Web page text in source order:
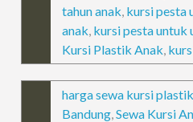
tahun anak, kursi pesta
anak, kursi pesta untuk
Kursi Plastik Anak,
harga sewa kursi plastik
Bandung,Sewa Kursi